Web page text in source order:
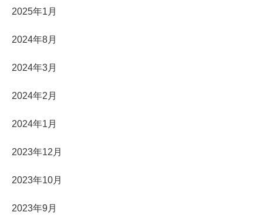
2025年1月
2024年8月
2024年3月
2024年2月
2024年1月
2023年12月
2023年10月
2023年9月